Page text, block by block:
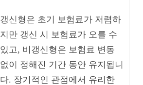
갱신형은 초기 보험료가 저렴하
지만 갱신 시 보험료가 오를 수
있고, 비갱신형은 보험료 변동
없이 정해진 기간 동안 유지됩니
다. 장기적인 관점에서 유리한